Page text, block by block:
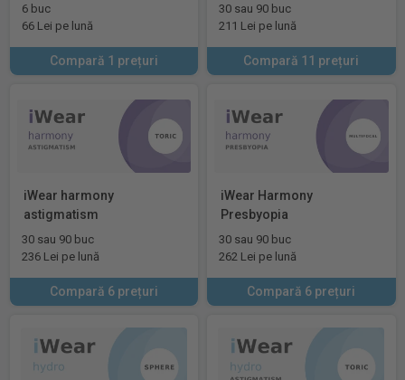
6 buc
66 Lei pe lună
Compară 1 prețuri
30 sau 90 buc
211 Lei pe lună
Compară 11 prețuri
iWear harmony
astigmatism
30 sau 90 buc
236 Lei pe lună
Compară 6 prețuri
iWear Harmony
Presbyopia
30 sau 90 buc
262 Lei pe lună
Compară 6 prețuri